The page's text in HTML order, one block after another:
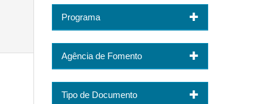
Programa
Agência de Fomento
Tipo de Documento